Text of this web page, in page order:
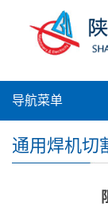
导航菜单
通用焊机切